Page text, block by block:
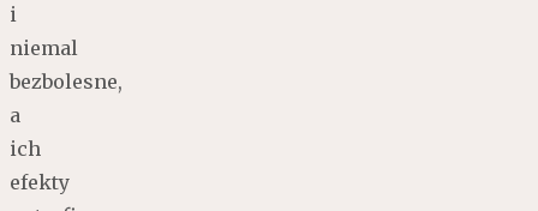
i
niemal
bezbolesne,
a
ich
efekty